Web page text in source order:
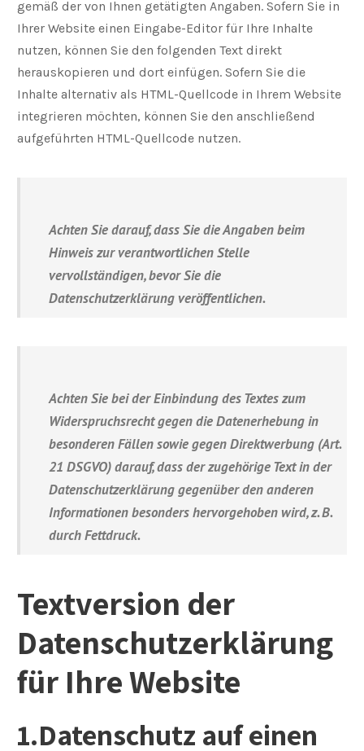
gemäß der von Ihnen getätigten Angaben. Sofern Sie in
Ihrer Website einen Eingabe-Editor für Ihre Inhalte
nutzen, können Sie den folgenden Text direkt
herauskopieren und dort einfügen. Sofern Sie die
Inhalte alternativ als HTML-Quellcode in Ihrem Website
integrieren möchten, können Sie den anschließend
aufgeführten HTML-Quellcode nutzen.
Achten Sie darauf, dass Sie die Angaben beim
Hinweis zur verantwortlichen Stelle
vervollständigen, bevor Sie die
Datenschutzerklärung veröffentlichen.
Achten Sie bei der Einbindung des Textes zum
Widerspruchsrecht gegen die Datenerhebung in
besonderen Fällen sowie gegen Direktwerbung (Art.
21 DSGVO) darauf, dass der zugehörige Text in der
Datenschutzerklärung gegenüber den anderen
Informationen besonders hervorgehoben wird, z. B.
durch Fettdruck.
Textversion der
Datenschutzerklärung
für Ihre Website
1.Datenschutz auf einen